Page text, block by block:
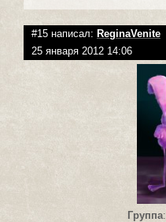
#15 написал: ReginaVenite
25 января 2012 14:06
Группа: